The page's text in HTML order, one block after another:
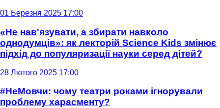
01 Березня 2025 17:00
«Не нав'язувати, а збирати навколо
однодумців»: як лекторій Science Kids змінює
підхід до популяризації науки серед дітей?
28 Лютого 2025 17:00
#НеМовчи: чому театри роками ігнорували
проблему харасменту?